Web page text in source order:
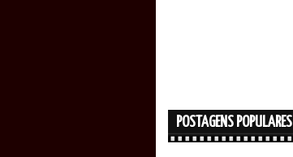
POSTAGENS POPULARES